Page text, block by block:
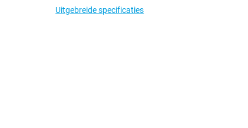
Uitgebreide specificaties